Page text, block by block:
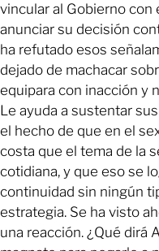
vincular al Gobierno con
anunciar su decisión
ha refutado esos
dejado de machacar
equipara con inacción y
Le ayuda a sustentar
el hecho de que en el
costa que el tema de la
cotidiana, y que eso se
continuidad sin ningún
estrategia. Se ha visto
una reacción. ¿Qué dirá